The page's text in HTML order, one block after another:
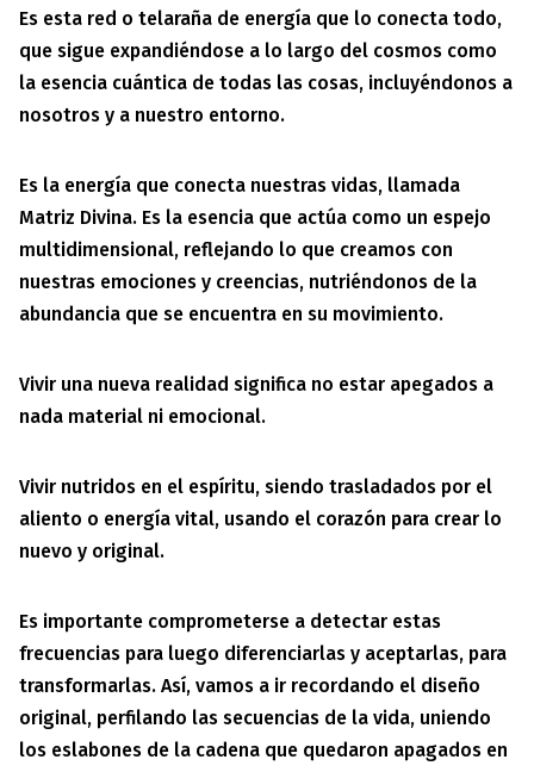
Es esta red o telaraña de energía que lo conecta todo,
que sigue expandiéndose a lo largo del cosmos como
la esencia cuántica de todas las cosas, incluyéndonos a
nosotros y a nuestro entorno.
Es la energía que conecta nuestras vidas, llamada
Matriz Divina. Es la esencia que actúa como un espejo
multidimensional, reflejando lo que creamos con
nuestras emociones y creencias, nutriéndonos de la
abundancia que se encuentra en su movimiento.
Vivir una nueva realidad significa no estar apegados a
nada material ni emocional.
Vivir nutridos en el espíritu, siendo trasladados por el
aliento o energía vital, usando el corazón para crear lo
nuevo y original.
Es importante comprometerse a detectar estas
frecuencias para luego diferenciarlas y aceptarlas, para
transformarlas. Así, vamos a ir recordando el diseño
original, perfilando las secuencias de la vida, uniendo
los eslabones de la cadena que quedaron apagados en